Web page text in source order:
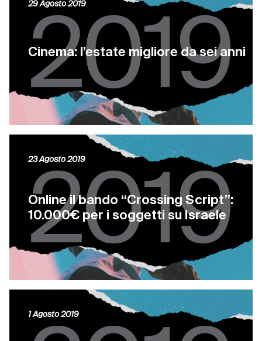
Cinema: l’estate migliore da sei anni
29 Agosto 2019
Online il bando “Crossing Script”:
10.000€ per i soggetti su Israele
23 Agosto 2019
1 Agosto 2019